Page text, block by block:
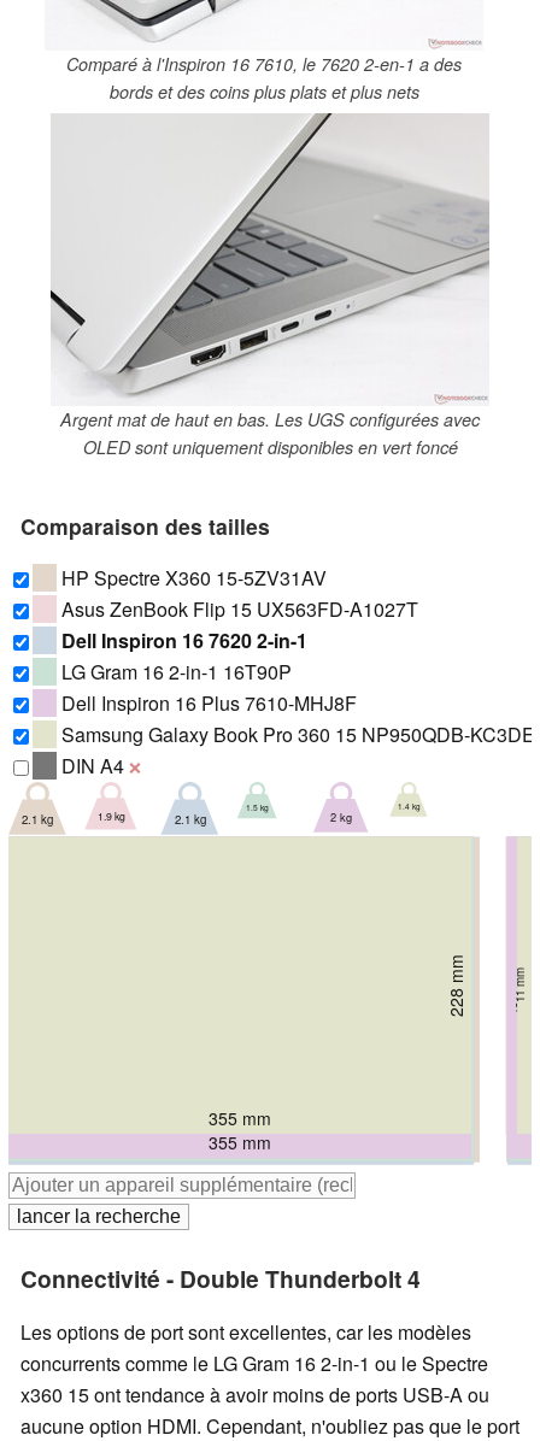
Comparé à l'Inspiron 16 7610, le 7620 2-en-1 a des
bords et des coins plus plats et plus nets
Argent mat de haut en bas. Les UGS configurées avec
OLED sont uniquement disponibles en vert foncé
Comparaison des tailles
HP Spectre X360 15-5ZV31AV
Asus ZenBook Flip 15 UX563FD-A1027T
Dell Inspiron 16 7620 2-in-1
LG Gram 16 2-in-1 16T90P
Dell Inspiron 16 Plus 7610-MHJ8F
Samsung Galaxy Book Pro 360 15 NP950QDB-KC3DE
DIN A4 ❌
361.2 mm
250 mm 19.3 mm
2.1 kg
356 mm
229 mm 19.9 mm
1.9 kg
356.78 mm
251.88 mm 18.41 mm
2.1 kg
357 mm
249 mm 17 mm
1.5 kg
355 mm
247 mm 19 mm
2 kg
355 mm
228 mm 11 mm
1.4 kg
Connectivité - Double Thunderbolt 4
Les options de port sont excellentes, car les modèles
concurrents comme le LG Gram 16 2-in-1 ou le Spectre
x360 15 ont tendance à avoir moins de ports USB-A ou
aucune option HDMI. Cependant, n'oubliez pas que le port